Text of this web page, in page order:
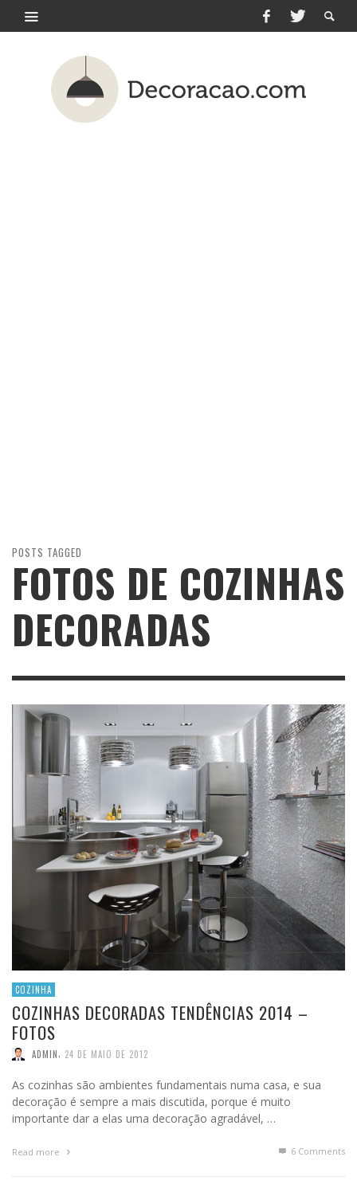
POSTS TAGGED
FOTOS DE COZINHAS
DECORADAS
COZINHA
COZINHAS DECORADAS TENDÊNCIAS 2014 –
FOTOS
ADMIN, 24 DE MAIO DE 2012
As cozinhas são ambientes fundamentais numa casa, e sua
decoração é sempre a mais discutida, porque é muito
importante dar a elas uma decoração agradável, …
Read more 6 Comments